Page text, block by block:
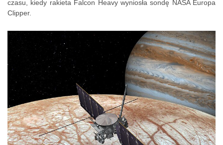
czasu, kiedy rakieta Falcon Heavy wyniosła sondę NASA Europa
Clipper.